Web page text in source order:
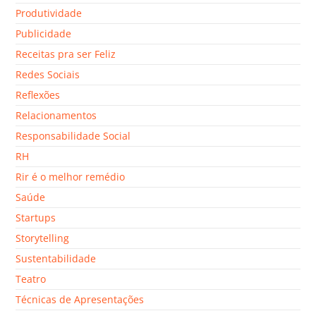
Produtividade
Publicidade
Receitas pra ser Feliz
Redes Sociais
Reflexões
Relacionamentos
Responsabilidade Social
RH
Rir é o melhor remédio
Saúde
Startups
Storytelling
Sustentabilidade
Teatro
Técnicas de Apresentações